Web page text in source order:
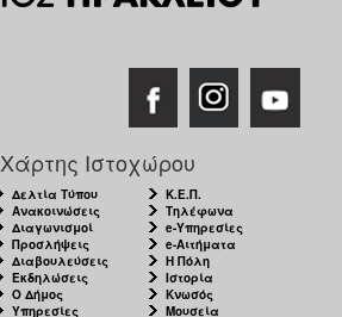
Χάρτης Ιστοχώρου
Δελτία Τύπου
Ανακοινώσεις
Διαγωνισμοί
Προσλήψεις
Διαβουλεύσεις
Εκδηλώσεις
Ο Δήμος
Υπηρεσίες
Κ.Ε.Π.
Τηλέφωνα
e-Υπηρεσίες
e-Αιτήματα
Η Πόλη
Ιστορία
Κνωσός
Μουσεία